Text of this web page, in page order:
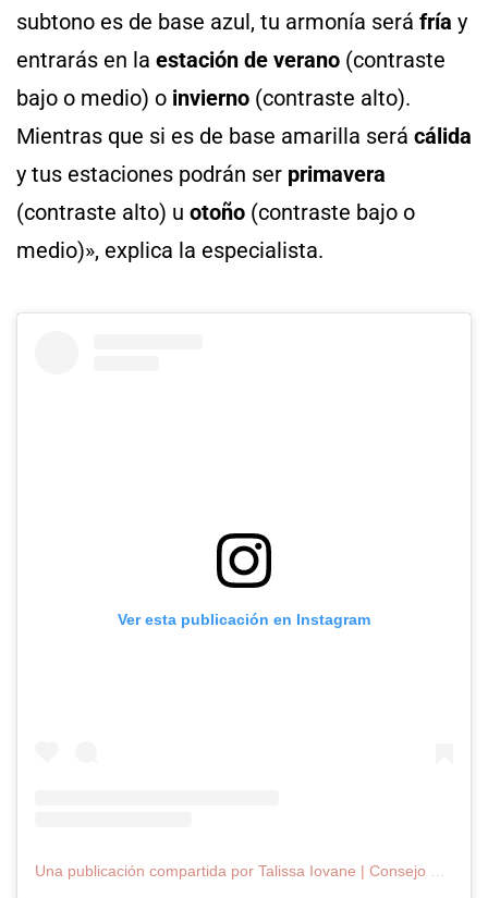
subtono es de base azul, tu armonía será fría y
entrarás en la estación de verano (contraste
bajo o medio) o invierno (contraste alto).
Mientras que si es de base amarilla será cálida
y tus estaciones podrán ser primavera
(contraste alto) u otoño (contraste bajo o
medio)», explica la especialista.
Ver esta publicación en Instagram